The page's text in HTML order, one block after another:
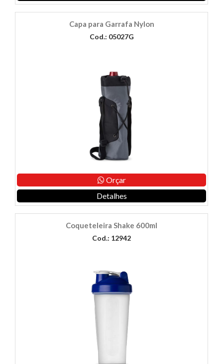
Capa para Garrafa Nylon
Cod.: 05027G
Orçar
Detalhes
Coqueteleira Shake 600ml
Cod.: 12942